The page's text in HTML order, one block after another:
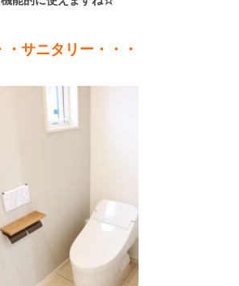
・サニタリー・・・